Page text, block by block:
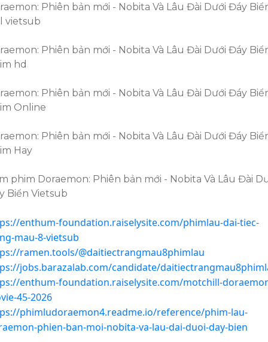
Phiên bản mới - Nobita Và Lâu Đài Dưới Đáy
vietsub
Phiên bản mới - Nobita Và Lâu Đài Dưới Đáy
hd
Phiên bản mới - Nobita Và Lâu Đài Dưới Đáy
Online
Phiên bản mới - Nobita Và Lâu Đài Dưới Đáy
Hay
phim Doraemon: Phiên bản mới - Nobita Và Lâu Đài
Biển Vietsub
enthum-foundation.raiselysite.com/phimlau-dai-tiec-
mau-8-vietsub
ramen.tools/@daitiectrangmau8phimlau
jobs.barazalab.com/candidate/
enthum-foundation.raiselysite.com/motchill-
45-2026
phimludoraemon4.readme.io/reference/phim-lau-
phien-ban-moi-nobita-va-lau-dai-duoi-day-bien